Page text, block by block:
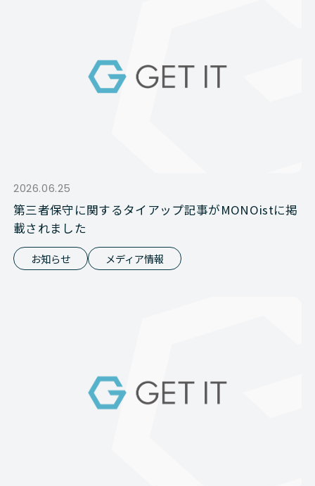
2026.06.25
第三者保守に関するタイアップ記事がMONOistに掲
載されました
お知らせ メディア情報